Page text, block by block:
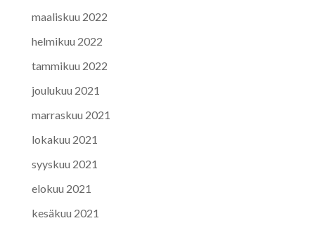
maaliskuu 2022
helmikuu 2022
tammikuu 2022
joulukuu 2021
marraskuu 2021
lokakuu 2021
syyskuu 2021
elokuu 2021
kesäkuu 2021